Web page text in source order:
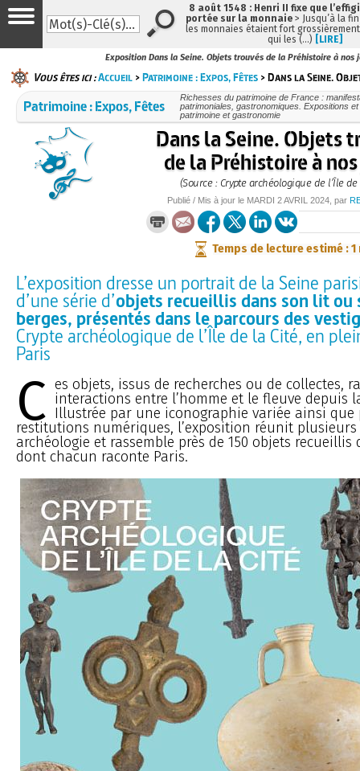
Exposition Dans la Seine. Objets trouvés de la Préhistoire à nos
Vous êtes ici :Accueil >Patrimoine : Expos, Fêtes > Dans la Seine.
Patrimoine : Expos, Fêtes
Richesses du patrimoine de France :
patrimoniales, gastronomiques. Expositions
patrimoine et gastronomie
Dans la Seine. Objets
de la Préhistoire à
(Source : Crypte archéologique de l’Île de
Publié / Mis à jour le MARDI 2 AVRIL 2024 , par
Temps de lecture estimé : 1
L’exposition dresse un portrait de la Seine
d’une série d’objets recueillis dans son lit ou
berges, présentés dans le parcours des
Crypte archéologique de l’Île de la Cité, en
Paris
C es objets, issus de recherches ou de collectes,
interactions entre l’homme et le fleuve depuis
Illustrée par une iconographie variée ainsi que
restitutions numériques, l’exposition réunit
archéologie et rassemble près de 150 objets recueillis
dont chacun raconte Paris.
8 août 1548 : Henri II fixe que
portée sur la monnaie > Jusqu’à la
les monnaies étaient fort
qui les (…) [LIRE]